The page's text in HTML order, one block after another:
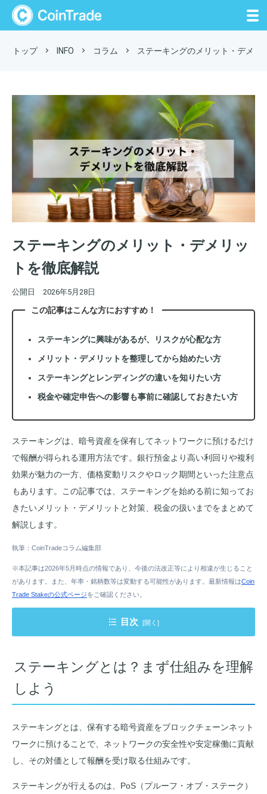
トップ INFO コラム ステーキングのメリット・デメリ
ステーキングのメリット・デメリッ
トを徹底解説
公開日 2026年5月28日
この記事はこんな方におすすめ！
ステーキングに興味があるが、リスクが心配な方
メリット・デメリットを整理してから始めたい方
ステーキングとレンディングの違いを知りたい方
税金や確定申告への影響も事前に確認しておきたい方
ステーキングは、暗号資産を保有してネットワークに預けるだけ
で報酬が得られる運用方法です。銀行預金より高い利回りや複利
効果が魅力の一方、価格変動リスクやロック期間といった注意点
もあります。この記事では、ステーキングを始める前に知ってお
きたいメリット・デメリットと対策、税金の扱いまでをまとめて
解説します。
執筆：CoinTradeコラム編集部
※本記事は2026年5月時点の情報であり、今後の法改正等により相違が生じること
があります。また、年率・銘柄数等は変動する可能性があります。最新情報はCoin
Trade Stakeの公式ページをご確認ください。
目次
ステーキングの5つのメリット
ステーキングの4つのデメリットと対策
CoinTrade Stakeでステーキングを始める方法
よくある質問
ステーキングとは？まず仕組みを理解
しよう
ステーキングとは、保有する暗号資産をブロックチェーンネット
ワークに預けることで、ネットワークの安全性や安定稼働に貢献
し、その対価として報酬を受け取る仕組みです。
ステーキングが行えるのは、PoS（プルーフ・オブ・ステーク）